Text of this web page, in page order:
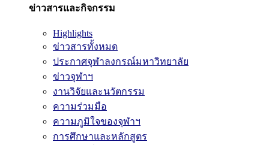
ข่าวสารและกิจกรรม
Highlights
ข่าวสารทั้งหมด
ประกาศจุฬาลงกรณ์มหาวิทยาลัย
ข่าวจุฬาฯ
งานวิจัยและนวัตกรรม
ความร่วมมือ
ความภูมิใจของจุฬาฯ
การศึกษาและหลักสูตร